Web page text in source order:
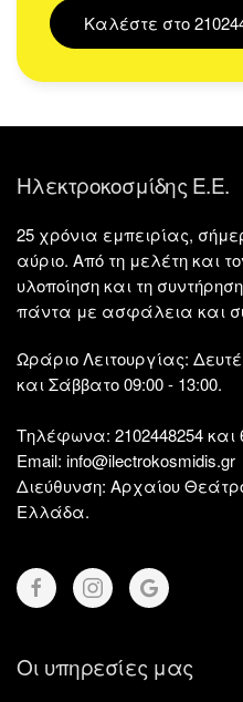
Καλέστε στο
Ηλεκτροκοσμίδης Ε.Ε.
25 χρόνια εμπειρίας,
αύριο. Από τη μελέτη και
υλοποίηση και τη
πάντα με ασφάλεια και
Ωράριο Λειτουργίας:
και Σάββατο 09:00 - 13:00.
Τηλέφωνα: 2102448254 και
Email: info@ilectrokosmidis.gr
Διεύθυνση: Αρχαίου
Ελλάδα.
Οι υπηρεσίες μας